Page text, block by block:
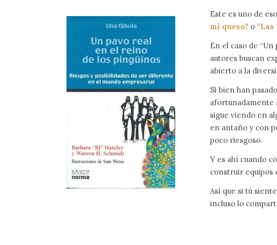
Este es uno de
mi queso? o
En el caso de
autores buscan
abierto a la
Si bien han
afortunadamente
sigue viendo en
en antaño y con
poco riesgoso.
Y es ahí cuando
construir equipos
Así que si tú
incluso lo